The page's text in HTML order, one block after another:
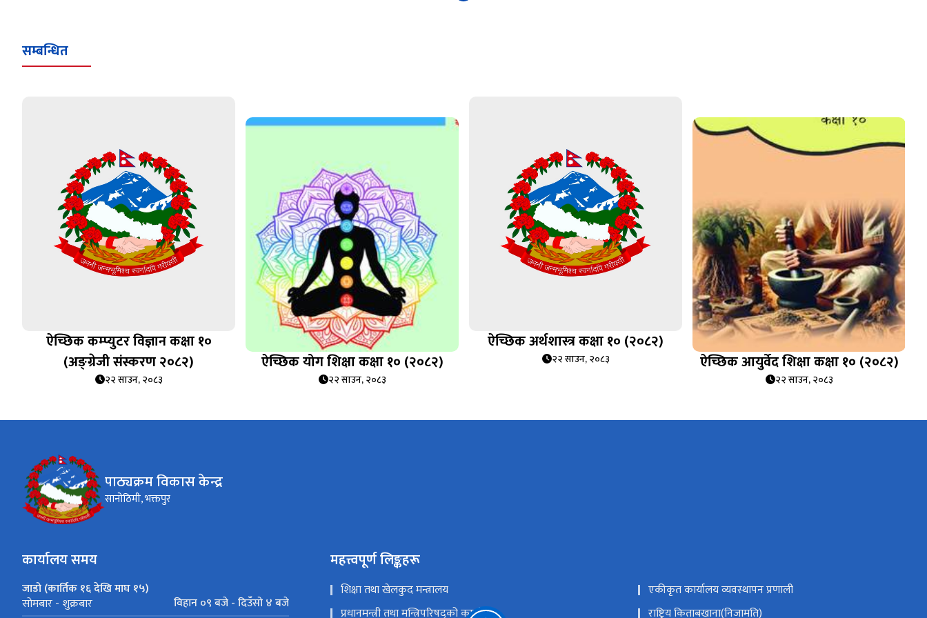
सम्बन्धित
ऐच्छिक कम्प्युटर विज्ञान कक्षा १०
(अङ्ग्रेजी संस्करण २०८२)
२२ साउन, २०८३
ऐच्छिक योग शिक्षा कक्षा १० (२०८२)
२२ साउन, २०८३
ऐच्छिक अर्थशास्त्र कक्षा १० (२०८२)
२२ साउन, २०८३ ऐच्छिक आयुर्वेद शिक्षा कक्षा १० (२०८२)
२२ साउन, २०८३
पाठ्यक्रम विकास केन्द्र
सानोठिमी, भक्तपुर
कार्यालय समय
जाडो (कार्तिक १६ देखि माघ १५)
सोमबार - शुक्रबार
विहान ०९ बजे - दिउँसो ४ बजे
महत्त्वपूर्ण लिङ्कहरू
शिक्षा तथा खेलकुद मन्त्रालय
एकीकृत कार्यालय व्यवस्थापन प्रणाली
प्रधानमन्त्री तथा मन्त्रिपरिषद्को कार्यालय
राष्ट्रिय किताबखाना(निजामति)